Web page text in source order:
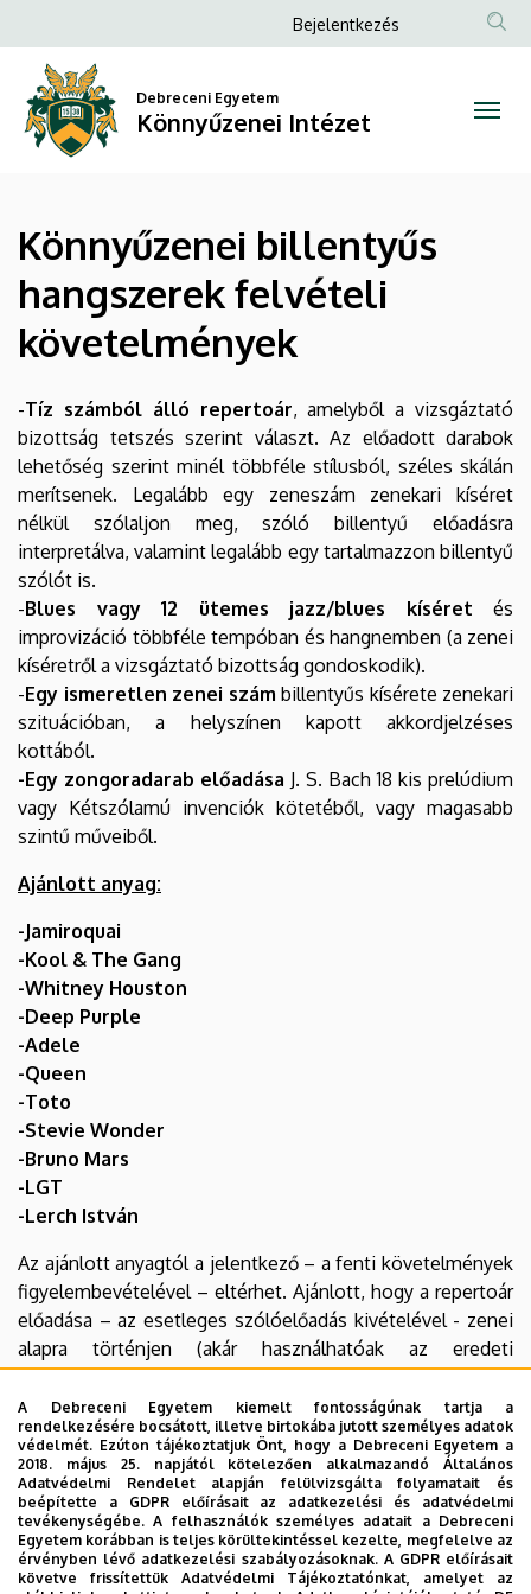
billentyűs
hangszerek
felvételi
követelmények
Könnyűzenei
Intézet
a
tartalomra
Anonim
menüje
Bejelentkezés
Debreceni Egyetem
Könnyűzenei Intézet
Könnyűzenei billentyűs
hangszerek felvételi
követelmények
-Tíz számból álló repertoár, amelyből a vizsgáztató
bizottság tetszés szerint választ. Az előadott darabok
lehetőség szerint minél többféle stílusból, széles skálán
merítsenek. Legalább egy zeneszám zenekari kíséret
nélkül szólaljon meg, szóló billentyű előadásra
interpretálva, valamint legalább egy tartalmazzon billentyű
szólót is.
-Blues vagy 12 ütemes jazz/blues kíséret és
improvizáció többféle tempóban és hangnemben (a zenei
kíséretről a vizsgáztató bizottság gondoskodik).
-Egy ismeretlen zenei szám billentyűs kísérete zenekari
szituációban, a helyszínen kapott akkordjelzéses
kottából.
-Egy zongoradarab előadása J. S. Bach 18 kis prelúdium
vagy Kétszólamú invenciók kötetéből, vagy magasabb
szintű műveiből.
Ajánlott anyag:
-Jamiroquai
-Kool & The Gang
-Whitney Houston
-Deep Purple
-Adele
-Queen
-Toto
-Stevie Wonder
-Bruno Mars
-LGT
-Lerch István
Az ajánlott anyagtól a jelentkező – a fenti követelmények
figyelembevételével – eltérhet. Ajánlott, hogy a repertoár
előadása – az esetleges szólóelőadás kivételével - zenei
alapra történjen (akár használhatóak az eredeti
hangfelvételek). A jelentkező nevével és szakirányával
ellátott repertoár listát a vizsgáztató bizottságnak 3
nyomtatott példányban, a felvételi vizsga megkezdése
előtt kell átadni. A felvételi eljárás során a felvételizők
részére rendelkezésre álló eszközökről az "Intézetünkről"
menüpont alatt található "Infrastruktúra" menüpontban
tájékozódhatnak.
A Debreceni Egyetem kiemelt fontosságúnak tartja a
rendelkezésére bocsátott, illetve birtokába jutott személyes adatok
védelmét. Ezúton tájékoztatjuk Önt, hogy a Debreceni Egyetem a
2018. május 25. napjától kötelezően alkalmazandó Általános
Adatvédelmi Rendelet alapján felülvizsgálta folyamatait és
beépítette a GDPR előírásait az adatkezelési és adatvédelmi
tevékenységébe. A felhasználók személyes adatait a Debreceni
Egyetem korábban is teljes körültekintéssel kezelte, megfelelve az
érvényben lévő adatkezelési szabályozásoknak. A GDPR előírásait
követve frissítettük Adatvédelmi Tájékoztatónkat, amelyet az